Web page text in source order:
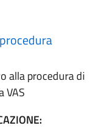
alla procedura di
VAS